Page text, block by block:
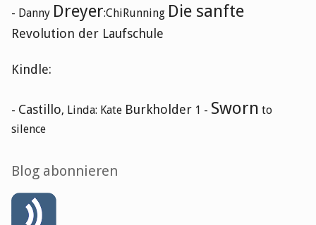
- Danny Dreyer:ChiRunning Die sanfte
Revolution der Laufschule
Kindle:
- Castillo, Linda: Kate Burkholder 1 - Sworn to
silence
Blog abonnieren